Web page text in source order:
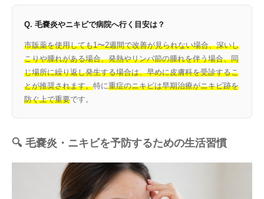
Q. 毛嚢炎やニキビで病院へ行く目安は？
市販薬を使用しても1〜2週間で改善が見られない場合、深いし
こりや腫れがある場合、発熱やリンパ節の腫れを伴う場合、同
じ場所に繰り返し発生する場合は、早めに皮膚科を受診するこ
とが推奨されます。特に重症のニキビは早期治療がニキビ跡を
防ぐ上で重要です。
🔍 毛嚢炎・ニキビを予防するための生活習慣